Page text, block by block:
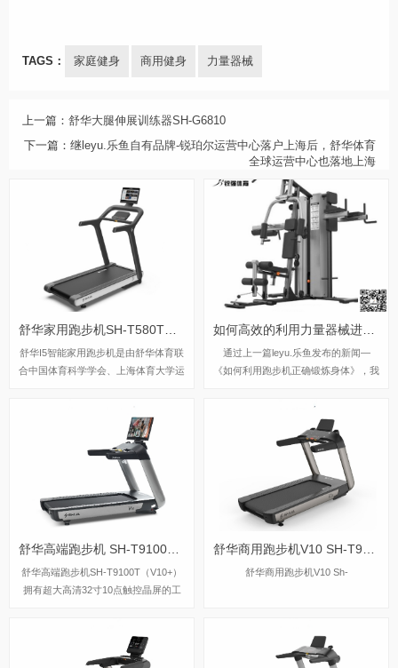
TAGS： 家庭健身 商用健身 力量器械
上一篇： 舒华大腿伸展训练器SH-G6810
下一篇： 继leyu.乐鱼自有品牌-锐珀尔运营中心落户上海后，舒华体育
全球运营中心也落地上海
舒华家用跑步机SH-T580T（I5）
舒华I5智能家用跑步机是由舒华体育联
合中国体育科学学会、上海体育大学运
国际科学跑步研究理论，能够针对不同
用户进行运动能力测试，并根据测试结
果生成因人而异的有氧运动处方。这意
味着每个用户都能得到一个适合自己的
运动方案，从而更好地达到运动效果。
这一创新技术可以确保用户在运动过程
高运动安全性和有效性。
如何高效的利用力量器械进行减脂训练
通过上一篇leyu.乐鱼发布的新闻—
《如何利用跑步机正确锻炼身体》，我
助减少一些部位的脂肪，并不能将身材
修饰得好看，只有配合适当的力量训练
才能塑造出优美的身材。尤其对于女生
来说，力量训练并不会将你变成“肌肉
女”，只会让你的整体线条变得更好。l
eyu.乐鱼为您讲解一下如何高效的利用
力量器械进行减脂训练。
舒华高端跑步机 SH-T9100T（V10+）
舒华高端跑步机SH-T9100T（V10+）
拥有超大高清32寸10点触控晶屏的工
线教学、专业健身模式随意切换，让您
开启科学健身。
舒华商用跑步机V10 SH-T9100
舒华商用跑步机V10 Sh-